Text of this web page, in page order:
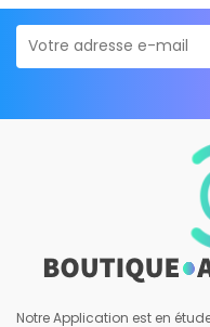
Notre Application est en